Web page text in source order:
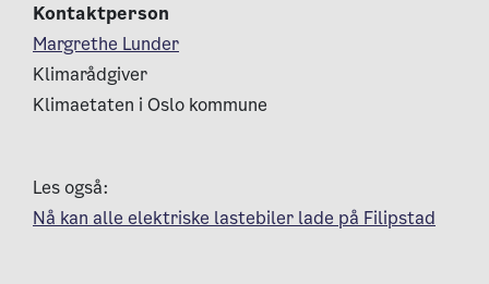
Kontaktperson
Margrethe Lunder
Klimarådgiver
Klimaetaten i Oslo kommune
Les også:
Nå kan alle elektriske lastebiler lade på Filipstad